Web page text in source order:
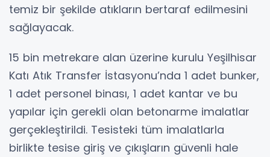
temiz bir şekilde atıkların bertaraf edilmesini
sağlayacak.
15 bin metrekare alan üzerine kurulu Yeşilhisar
Katı Atık Transfer İstasyonu’nda 1 adet bunker,
1 adet personel binası, 1 adet kantar ve bu
yapılar için gerekli olan betonarme imalatlar
gerçekleştirildi. Tesisteki tüm imalatlarla
birlikte tesise giriş ve çıkışların güvenli hale